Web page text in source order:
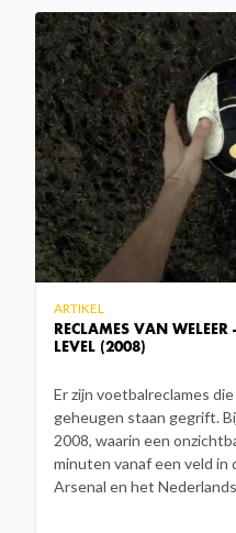
RECLAMES VAN
LEVEL (2008)
ARTIKEL
Er zijn voetbalreclames
geheugen staan gegrift.
2008, waarin een
minuten vanaf een veld
Arsenal en het